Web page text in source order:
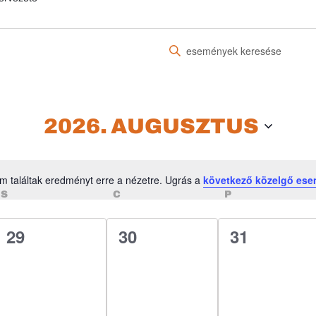
Notice
találtak eredményt erre a nézetre. Ugrás a következő közelgő
Írja
meg
-
2026. AUGUSZTUS
S C P
0
29
0
30
0
31